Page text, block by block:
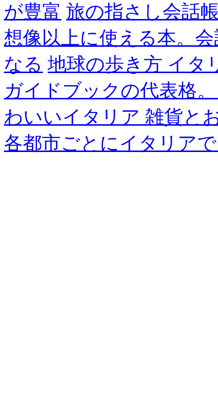
が豊富 旅の指さし会話
想像以上に使える本。
なる 地球の歩き方 イタ
ガイドブックの代表格
わいいイタリア 雑貨と
各都市ごとにイタリア